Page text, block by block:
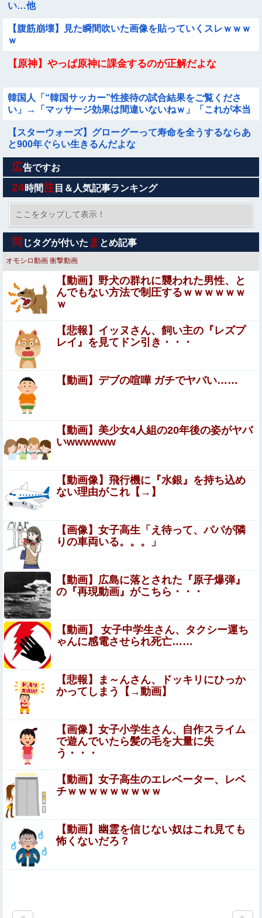
い…他
【腹筋崩壊】見た瞬間吹いた画像を貼っていくスレｗｗｗ
ｗ
【原神】やっぱ原神に課金するのが正解だよな
韓国人「“韓国サッカー”性接待の試合結果をご覧くださ
い」→「マッサージ効果は間違いないねｗ」「これが本当
【スターウォーズ】グローグーって寿命を全うするならあ
と900年ぐらい生きるんだよな
【画像】20年前のAV、キチガイすぎるwwwwww
【悲報】 ロシアさん、国民の財産を没収しはじめるｗｗｗ
ｗｗ
【悲報】 明日、飛田給とかいう謎の場所に行くんやが何が
あるんや????・・・・・・・・・
ネトウヨってなんで高市に自分のアイデンティティ預けて
んの？
赤紙を貰った息子「うあぁ…やっぱり怖えぇ」母親「あん
たぁ…」←こういう時代があったという事実
女性の口の中に垂らすと30分間ヨダレが止まらなくなるオ
イルの紹介動画、普通にエロすぎる
【夏の悲劇】父親、溺れた息子を救おうとしてﾀﾋ亡 →
専門家も警鐘「救助は二次被害が多い」
【日向坂46】運動神経良い人と悪い人の対比をご覧くださ
【画像】 女性、『大人の○もちゃ』を入れたままMRI検査
を受けた結果 →
【衝撃】34歳ニート、『エロ漫画』で人生逆転
エロ漫画『のの香とこーちゃん～ち〇ち〇こわい～』を
rawやhitomiを使わずに無料で読む方法│月の負け犬
【悲報】日本人、バカかもしれない。食品消費税減税
（8%→1%）に93.2%が賛成してしまう
【画像】20年前のAV、キチガイすぎるwwwwww
【シコ注意】 俺氏、スナック一人で飲みしてたOL(35)に
ホテルで乳首を吸われた結果ｗｗｗｗｗｗｗｗｗｗｗ
【画像】佐倉綾音(32)、自分のシコポイントに気がつくｗ
ｗｗｗｗｗｗｗｗｗ
巨乳面接官「ぼ●き能力に問題は無さそうですね♥️次は強度
を検査します♥️射精したくなったら我慢せず出してくださ
い♥️」社長専属性欲処理係に合格した件♥️????♥️
【悲報】ちいかわ作者さん、「総額30億超」の大豪邸を建
てる！？ｗｗｗｗｗ
安藤萌々アナ セクシーポーズ！！
「私さんはプロだから」障害のある甥を私に預けよう
とする義兄嫁、甥を溺愛し勝手に預かってしまう夫。
義兄に叱ってもらっても「兄貴より俺になついてるの
が面白くないのかな」だって
インドネシアで日本の漫画やアニメにちなんだ名付け流行
セ○クス動画が神すぎるｗｗｗ
広告ですお
24時間注 目＆人気記事ランキング
ここをタップして表示！
同 じタグが付いた ま とめ記事
オモシロ動画 衝撃動画
【動画】野犬の群れに襲われた男性、と
んでもない方法で制圧するｗｗｗｗｗｗ
ｗ
【悲報】イッヌさん、飼い主の『レズプ
レイ』を見てドン引き・・・
【動画】デブの喧嘩 ガチでヤバい……
【動画】美少女4人組の20年後の姿がヤバ
いwwwwww
【動画像】飛行機に『水銀』を持ち込め
ない理由がこれ【→】
【画像】女子高生「え待って、パパが隣
りの車両いる。。。」
【動画】広島に落とされた『原子爆弾』
の『再現動画』がこちら・・・
【動画】 女子中学生さん、タクシー運ち
ゃんに感電させられ死亡……
【悲報】ま～んさん、ドッキリにひっか
かってしまう【→動画】
【画像】女子小学生さん、自作スライム
で遊んでいたら髪の毛を大量に失
う・・・
【動画】女子高生のエレベーター、レベ
チｗｗｗｗｗｗｗｗｗ
【動画】幽霊を信じない奴はこれ見ても
怖くないだろ？